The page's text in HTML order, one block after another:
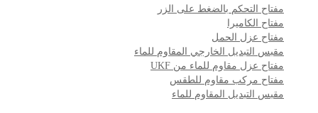
مفتاح التحكم بالضغط على الزر
مفتاح الكاميرا
مفتاح عزل الحمل
مقبس التبديل الخارجي المقاوم للماء
مفتاح عزل مقاوم للماء من UKF
مفتاح مركب مقاوم للطقس
مقبس التبديل المقاوم للماء